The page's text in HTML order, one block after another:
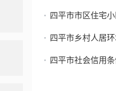
四平市市区住宅
四平市乡村人居
四平市社会信用条